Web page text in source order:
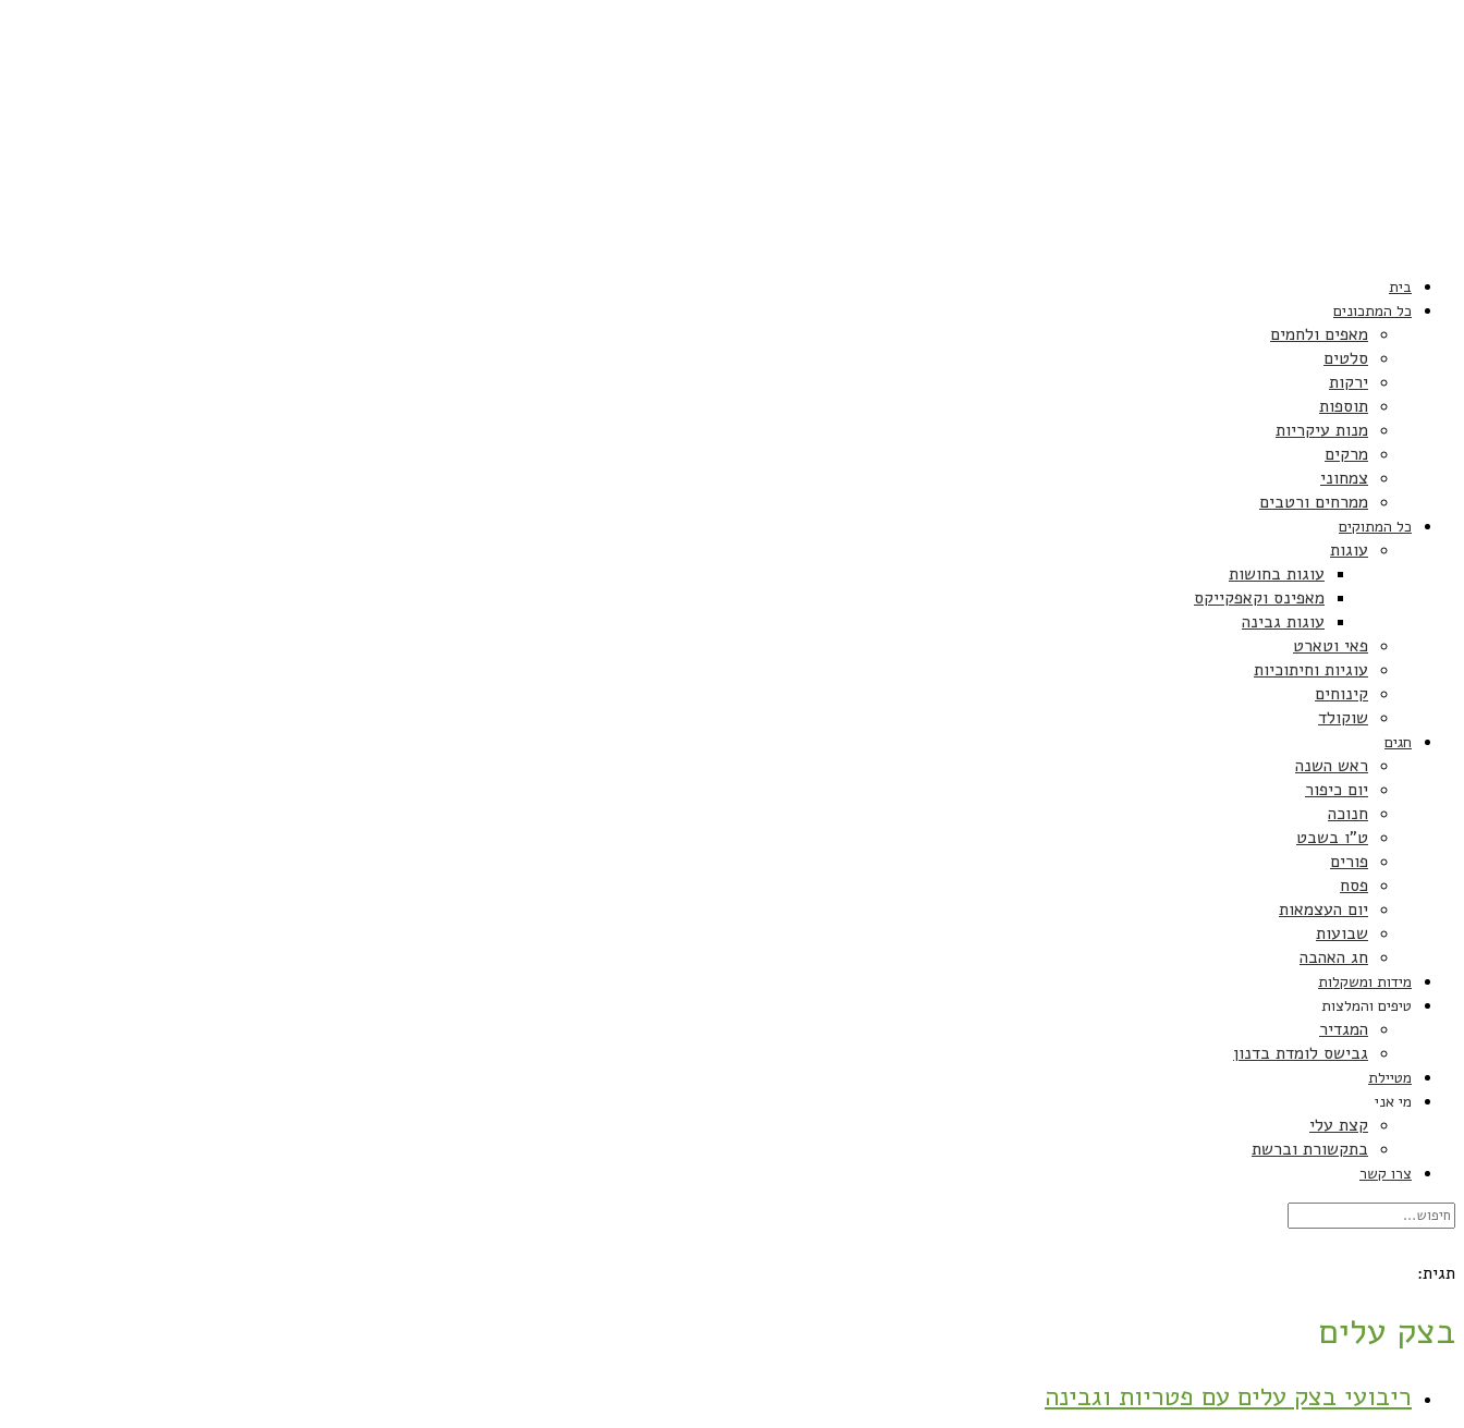
בית
כל המתכונים
מאפים ולחמים
סלטים
ירקות
תוספות
מנות עיקריות
מרקים
צמחוני
ממרחים ורטבים
כל המתוקים
עוגות
עוגות בחושות
מאפינס וקאפקייקס
עוגות גבינה
פאי וטארט
עוגיות וחיתוכיות
קינוחים
שוקולד
חגים
ראש השנה
יום כיפור
חנוכה
ט”ו בשבט
פורים
פסח
יום העצמאות
שבועות
חג האהבה
מידות ומשקלות
טיפים והמלצות
המגדיר
גבישס לומדת בדנון
מטיילת
מי אני
קצת עלי
בתקשורת וברשת
צרו קשר
תגית:
בצק עלים
ריבועי בצק עלים עם פטריות וגבינה